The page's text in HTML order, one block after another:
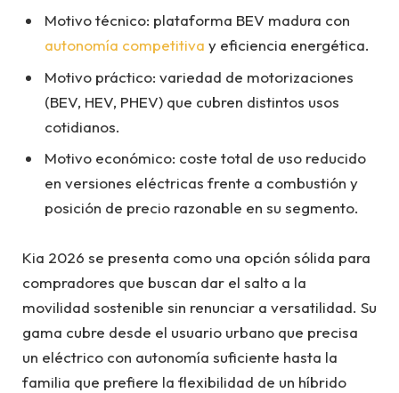
Motivo técnico: plataforma BEV madura con
autonomía competitiva y eficiencia energética.
Motivo práctico: variedad de motorizaciones
(BEV, HEV, PHEV) que cubren distintos usos
cotidianos.
Motivo económico: coste total de uso reducido
en versiones eléctricas frente a combustión y
posición de precio razonable en su segmento.
Kia 2026 se presenta como una opción sólida para
compradores que buscan dar el salto a la
movilidad sostenible sin renunciar a versatilidad. Su
gama cubre desde el usuario urbano que precisa
un eléctrico con autonomía suficiente hasta la
familia que prefiere la flexibilidad de un híbrido